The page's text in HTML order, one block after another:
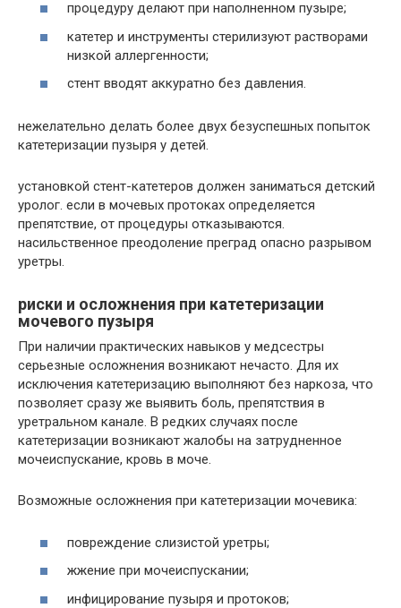
процедуру делают при наполненном пузыре;
катетер и инструменты стерилизуют растворами
низкой аллергенности;
стент вводят аккуратно без давления.
нежелательно делать более двух безуспешных попыток
катетеризации пузыря у детей.
установкой стент-катетеров должен заниматься детский
уролог. если в мочевых протоках определяется
препятствие, от процедуры отказываются.
насильственное преодоление преград опасно разрывом
уретры.
риски и осложнения при катетеризации
мочевого пузыря
При наличии практических навыков у медсестры
серьезные осложнения возникают нечасто. Для их
исключения катетеризацию выполняют без наркоза, что
позволяет сразу же выявить боль, препятствия в
уретральном канале. В редких случаях после
катетеризации возникают жалобы на затрудненное
мочеиспускание, кровь в моче.
Возможные осложнения при катетеризации мочевика:
повреждение слизистой уретры;
жжение при мочеиспускании;
инфицирование пузыря и протоков;